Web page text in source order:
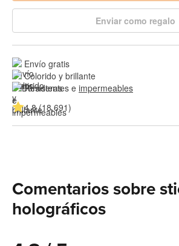
Enviar como regalo
Envío gratis
Colorido y brillante
Resistentes e impermeables
4.8 (18,691)
Comentarios sobre
holográficos